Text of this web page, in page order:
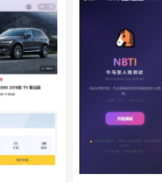
/自动发卡
PHP开发的H5短
美女短视频系统
源版